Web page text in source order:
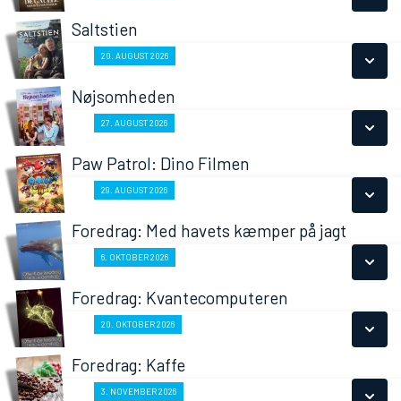
SE ALLE DAGE
Saltstien
20. AUGUST 2026
SE ALLE DAGE
Nøjsomheden
27. AUGUST 2026
SE ALLE DAGE
Paw Patrol: Dino Filmen
29. AUGUST 2026
SE ALLE DAGE
Foredrag: Med havets kæmper på jagt
6. OKTOBER 2026
SE ALLE DAGE
Foredrag: Kvantecomputeren
20. OKTOBER 2026
SE ALLE DAGE
Foredrag: Kaffe
3. NOVEMBER 2026